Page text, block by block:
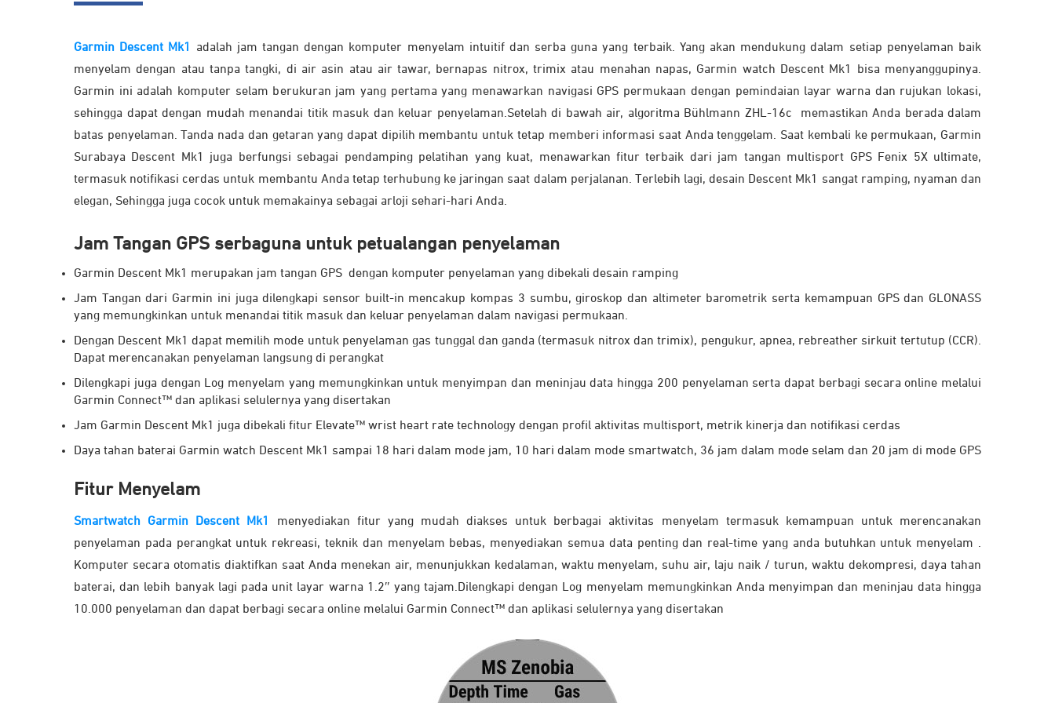
Garmin Descent Mk1
adalah jam tangan dengan komputer menyelam intuitif dan serba guna yang terbaik. Yang akan mendukung dalam setiap penyelaman baik
menyelam dengan atau tanpa tangki, di air asin atau air tawar, bernapas nitrox, trimix atau menahan napas, Garmin watch Descent Mk1 bisa menyanggupinya.
Garmin ini adalah komputer selam berukuran jam yang pertama yang menawarkan navigasi GPS permukaan dengan pemindaian layar warna dan rujukan lokasi,
sehingga dapat dengan mudah menandai titik masuk dan keluar penyelaman.Setelah di bawah air, algoritma Bühlmann ZHL-16c memastikan Anda berada dalam
batas penyelaman. Tanda nada dan getaran yang dapat dipilih membantu untuk tetap memberi informasi saat Anda tenggelam. Saat kembali ke permukaan, Garmin
Surabaya Descent Mk1 juga berfungsi sebagai pendamping pelatihan yang kuat, menawarkan fitur terbaik dari jam tangan multisport GPS Fenix 5X ultimate,
termasuk notifikasi cerdas untuk membantu Anda tetap terhubung ke jaringan saat dalam perjalanan. Terlebih lagi, desain Descent Mk1 sangat ramping, nyaman dan
elegan, Sehingga juga cocok untuk memakainya sebagai arloji sehari-hari Anda.
Jam Tangan GPS serbaguna untuk petualangan penyelaman
Garmin Descent Mk1 merupakan jam tangan GPS dengan komputer penyelaman yang dibekali desain ramping
Jam Tangan dari Garmin ini juga dilengkapi sensor built-in mencakup kompas 3 sumbu, giroskop dan altimeter barometrik serta kemampuan GPS dan GLONASS
yang memungkinkan untuk menandai titik masuk dan keluar penyelaman dalam navigasi permukaan.
Dengan Descent Mk1 dapat memilih mode untuk penyelaman gas tunggal dan ganda (termasuk nitrox dan trimix), pengukur, apnea, rebreather sirkuit tertutup (CCR).
Dapat merencanakan penyelaman langsung di perangkat
Dilengkapi juga dengan Log menyelam yang memungkinkan untuk menyimpan dan meninjau data hingga 200 penyelaman serta dapat berbagi secara online melalui
Garmin Connect™ dan aplikasi selulernya yang disertakan
Jam Garmin Descent Mk1 juga dibekali fitur Elevate™ wrist heart rate technology dengan profil aktivitas multisport, metrik kinerja dan notifikasi cerdas
Daya tahan baterai Garmin watch Descent Mk1 sampai 18 hari dalam mode jam, 10 hari dalam mode smartwatch, 36 jam dalam mode selam dan 20 jam di mode GPS
Fitur Menyelam
Smartwatch Garmin Descent Mk1
menyediakan fitur yang mudah diakses untuk berbagai aktivitas menyelam termasuk kemampuan untuk merencanakan
penyelaman pada perangkat untuk rekreasi, teknik dan menyelam bebas, menyediakan semua data penting dan real-time yang anda butuhkan untuk menyelam .
Komputer secara otomatis diaktifkan saat Anda menekan air, menunjukkan kedalaman, waktu menyelam, suhu air, laju naik / turun, waktu dekompresi, daya tahan
baterai, dan lebih banyak lagi pada unit layar warna 1.2″ yang tajam.Dilengkapi dengan Log menyelam memungkinkan Anda menyimpan dan meninjau data hingga
10.000 penyelaman dan dapat berbagi secara online melalui Garmin Connect™ dan aplikasi selulernya yang disertakan